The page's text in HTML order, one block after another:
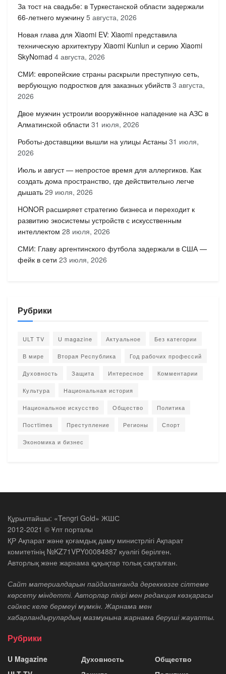
За тост на свадьбе: в Туркестанской области задержали
66-летнего мужчину 5 августа, 2026
Новая глава для Xiaomi EV: Xiaomi представила
техническую архитектуру Xiaomi Kunlun и серию Xiaomi
SkyNomad 4 августа, 2026
СМИ: европейские страны раскрыли преступную сеть,
вербующую подростков для заказных убийств 3 августа,
2026
Двое мужчин устроили вооружённое нападение на АЗС в
Алматинской области 31 июля, 2026
Роботы-доставщики вышли на улицы Астаны 31 июля,
2026
Июль и август — непростое время для аллергиков. Как
создать дома пространство, где действительно легче
дышать 29 июля, 2026
HONOR расширяет стратегию бизнеса и переходит к
развитию экосистемы устройств с искусственным
интеллектом 28 июля, 2026
СМИ: Главу аргентинского футбола задержали в США —
фейк в сети 23 июля, 2026
Рубрики
ULT TV U magazine Актуальное Без категории
В мире Вторая Республика Год рабочих профессий
Духовность Защита Интересное Комментарии
Культура Национальная история
Национальное искусство Общество Политика
Постtimes Преступление Регионы Спорт
Экономика и бизнес
Құрылтайшы: «Tengri Gold» ЖШС
2012-2021 © Ұлт порталы
ҚР Ақпарат және қоғамдық даму министрлігі Ақпарат
комитетінің №KZ71VPY00084887 куәлігі берілген.
Авторлық және жарнама құқықтар толық сақталған.
Сайт материалдарын пайдаланғанда дереккөзге сілтеме
көрсету міндетті. Авторлар пікірі мен редакция көзқарасы
сәйкес келе бермеуі мүмкін. Жарнама мен
хабарландырулардың мазмұнына жарнама беруші жауапты.
Рубрики
U Magazine
Духовность
Общество